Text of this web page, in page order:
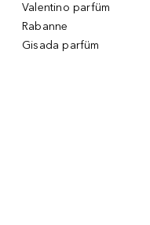
Valentino parfüm
Rabanne
Gisada parfüm